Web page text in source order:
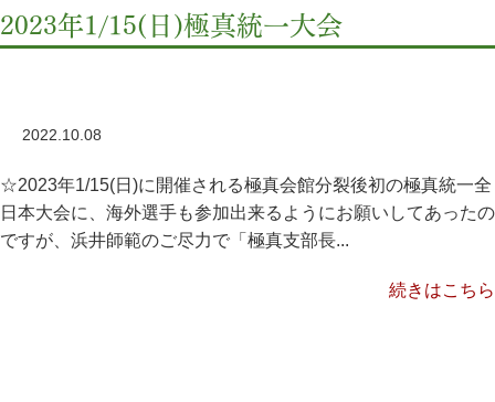
2023年1/15(日)極真統一大会
2022.10.08
☆2023年1/15(日)に開催される極真会館分裂後初の極真統一全
日本大会に、海外選手も参加出来るようにお願いしてあったの
ですが、浜井師範のご尽力で「極真支部長...
続きはこちら